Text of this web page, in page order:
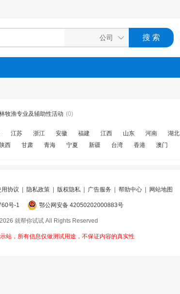
牧渔专业及辅助性活动 (0)
江苏 浙江 安徽 福建 江西 山东 河南
湖北
陕西 甘肃 青海 宁夏 新疆 台湾 香港 澳门
用协议 隐私政策 版权隐私 广告服务 帮助中心 网站地图
号-1 鄂公网安备 42050202000883号
就帮你试试 All Rights Reserved
站，所有信息仅做测试用途，不保证内容的真实性